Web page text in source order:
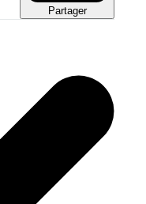
Partager